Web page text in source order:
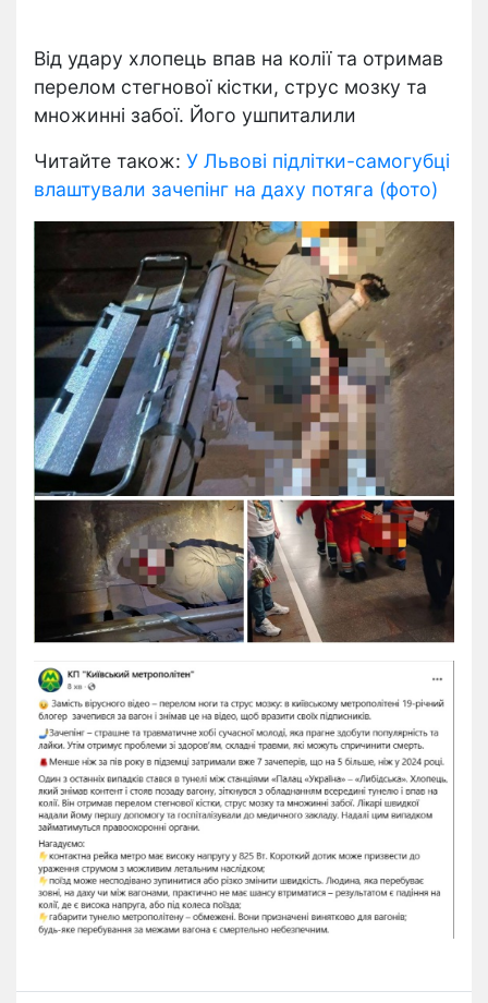
Від удару хлопець впав на колії та отримав
перелом стегнової кістки, струс мозку та
множинні забої. Його ушпиталили
Читайте також: У Львові підлітки-самогубці
влаштували зачепінг на даху потяга (фото)